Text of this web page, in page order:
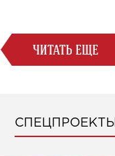
ЧИТАТЬ ЕЩЕ
СПЕЦПРОЕКТЫ